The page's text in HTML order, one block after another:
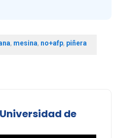
, mesina, no+afp, piñera
de